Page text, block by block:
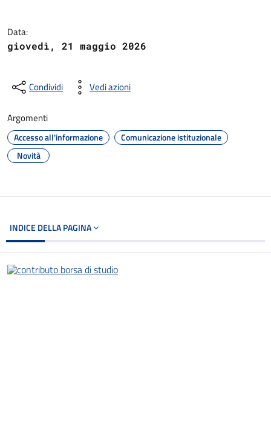
Data:
giovedì, 21 maggio 2026
Condividi Vedi azioni
Argomenti
Accesso all'informazione
Comunicazione istituzionale
Novità
INDICE DELLA PAGINA